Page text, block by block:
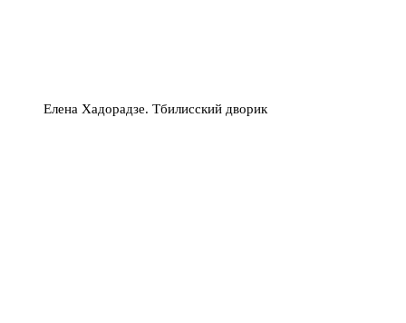
Елена Хадорадзе. Тбилисский дворик